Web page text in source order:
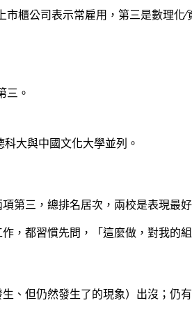
櫃公司表示常雇用，第三是數理化
三。
大與中國文化大學並列。
第三，總排名居次，兩校是表現最
，都習慣先問，「這麼做，對我的
、但仍然發生了的現象）出沒；仍